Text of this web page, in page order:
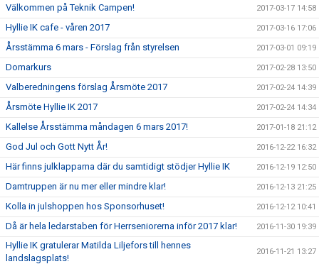
Välkommen på Teknik Campen! 2017-03-17 14:58
Hyllie IK cafe - våren 2017 2017-03-16 17:06
Årsstämma 6 mars - Förslag från styrelsen 2017-03-01 09:19
Domarkurs 2017-02-28 13:50
Valberedningens förslag Årsmöte 2017 2017-02-24 14:39
Årsmöte Hyllie IK 2017 2017-02-24 14:34
Kallelse Årsstämma måndagen 6 mars 2017! 2017-01-18 21:12
God Jul och Gott Nytt År! 2016-12-22 16:32
Här finns julklapparna där du samtidigt stödjer Hyllie IK 2016-12-19 12:50
Damtruppen är nu mer eller mindre klar! 2016-12-13 21:25
Kolla in julshoppen hos Sponsorhuset! 2016-12-12 10:41
Då är hela ledarstaben för Herrseniorerna inför 2017 klar! 2016-11-30 19:39
Hyllie IK gratulerar Matilda Liljefors till hennes
landslagsplats!
2016-11-21 13:27